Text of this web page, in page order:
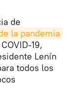
de
la pandemia
19,
Lenín
todos los